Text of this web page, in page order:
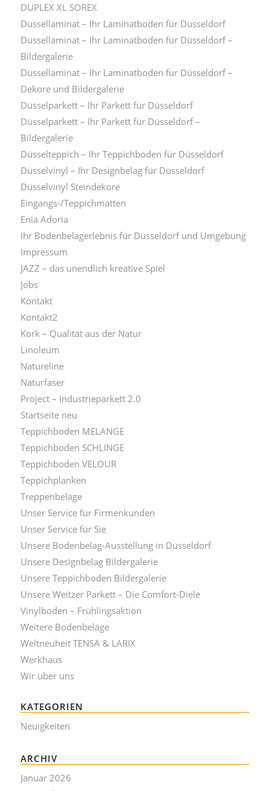
DUPLEX XL SOREX
Düssellaminat – Ihr Laminatboden für Düsseldorf
Düssellaminat – Ihr Laminatboden für Düsseldorf –
Bildergalerie
Düssellaminat – Ihr Laminatboden für Düsseldorf –
Dekore und Bildergalerie
Düsselparkett – Ihr Parkett für Düsseldorf
Düsselparkett – Ihr Parkett für Düsseldorf –
Bildergalerie
Düsselteppich – Ihr Teppichboden für Düsseldorf
Düsselvinyl – Ihr Designbelag für Düsseldorf
Düsselvinyl Steindekore
Eingangs-/Teppichmatten
Enia Adoria
Ihr Bodenbelagerlebnis für Düsseldorf und Umgebung
Impressum
JAZZ – das unendlich kreative Spiel
Jobs
Kontakt
Kontakt2
Kork – Qualität aus der Natur
Linoleum
Natureline
Naturfaser
Project – Industrieparkett 2.0
Startseite neu
Teppichboden MELANGE
Teppichboden SCHLINGE
Teppichboden VELOUR
Teppichplanken
Treppenbeläge
Unser Service für Firmenkunden
Unser Service für Sie
Unsere Bodenbelag-Ausstellung in Düsseldorf
Unsere Designbelag Bildergalerie
Unsere Teppichboden Bildergalerie
Unsere Weitzer Parkett – Die Comfort-Diele
Vinylboden – Frühlingsaktion
Weitere Bodenbeläge
Weltneuheit TENSA & LARIX
Werkhaus
Wir über uns
KATEGORIEN
Neuigkeiten
ARCHIV
Januar 2026